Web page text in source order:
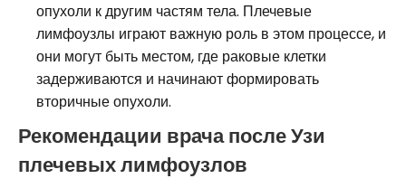
опухоли к другим частям тела. Плечевые
лимфоузлы играют важную роль в этом процессе, и
они могут быть местом, где раковые клетки
задерживаются и начинают формировать
вторичные опухоли.
Рекомендации врача после Узи
плечевых лимфоузлов